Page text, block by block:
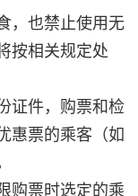
，也禁止使用无
按相关规定处
证件，购票和检
惠票的乘客（如
购票时选定的乘